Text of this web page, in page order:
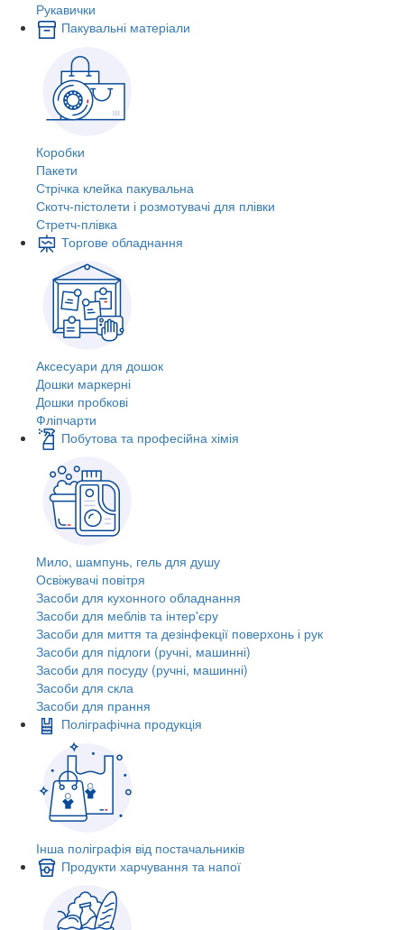
Рукавички
Пакувальні матеріали
Коробки
Пакети
Стрічка клейка пакувальна
Скотч-пістолети і розмотувачі для плівки
Стретч-плівка
Торгове обладнання
Аксесуари для дошок
Дошки маркерні
Дошки пробкові
Фліпчарти
Побутова та професійна хімія
Мило, шампунь, гель для душу
Освіжувачі повітря
Засоби для кухонного обладнання
Засоби для меблів та інтер'єру
Засоби для миття та дезінфекції поверхонь і рук
Засоби для підлоги (ручні, машинні)
Засоби для посуду (ручні, машинні)
Засоби для скла
Засоби для прання
Поліграфічна продукція
Інша поліграфія від постачальників
Продукти харчування та напої